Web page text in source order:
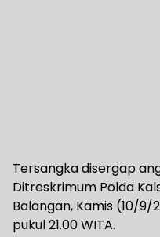
Tersangka disergap
Ditreskrimum Polda
Balangan, Kamis (10/
pukul 21.00 WITA.